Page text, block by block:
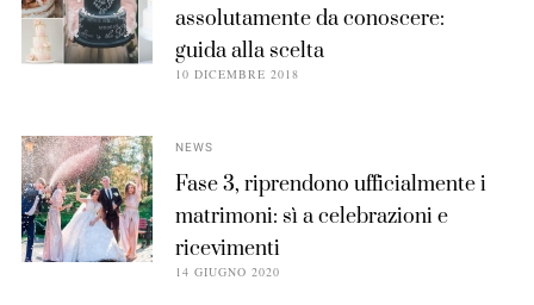
assolutamente da conoscere:
guida alla scelta
10 DICEMBRE 2018
NEWS
Fase 3, riprendono ufficialmente i
matrimoni: sì a celebrazioni e
ricevimenti
14 GIUGNO 2020